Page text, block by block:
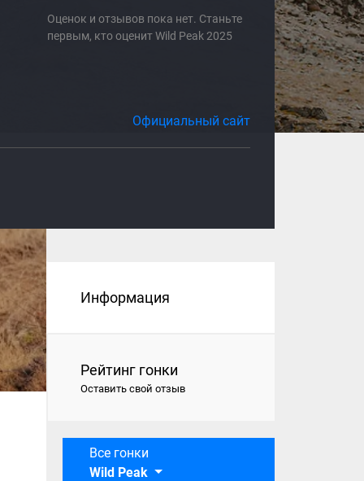
Оценок и отзывов пока нет. Станьте
первым, кто оценит Wild Peak 2025
Официальный сайт
Информация
Рейтинг гонки
Оставить свой отзыв
Все гонки
Wild Peak